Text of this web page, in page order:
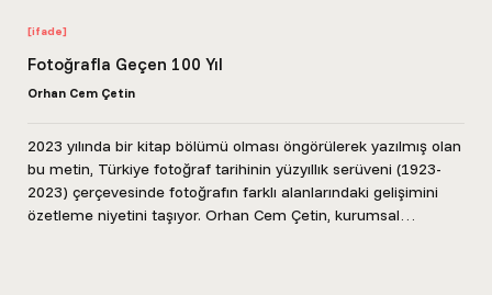
[ifade]
Fotoğrafla Geçen 100 Yıl
Orhan Cem Çetin
2023 yılında bir kitap bölümü olması öngörülerek yazılmış olan
bu metin, Türkiye fotoğraf tarihinin yüzyıllık serüveni (1923-
2023) çerçevesinde fotoğrafın farklı alanlarındaki gelişimini
özetleme niyetini taşıyor. Orhan Cem Çetin, kurumsal